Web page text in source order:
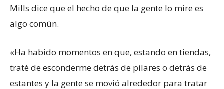
Mills dice que el hecho de que la gente lo mire es
algo común.
«Ha habido momentos en que, estando en tiendas,
traté de esconderme detrás de pilares o detrás de
estantes y la gente se movió alrededor para tratar